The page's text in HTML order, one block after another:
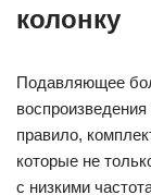
колонку
Подавляющее
воспроизведения
правило,
которые не
с низкими